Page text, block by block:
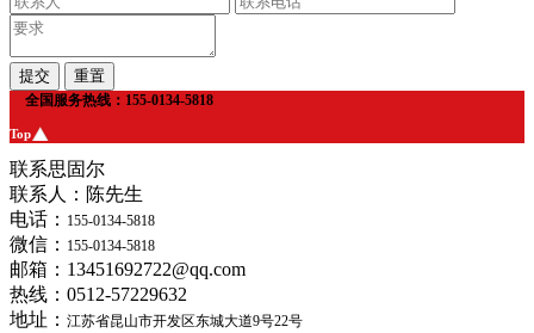
全国服务热线：155-0134-5818
Top
联系思固尔
联系人：陈先生
电话： 155-0134-5818
微信： 155-0134-5818
邮箱：13451692722@qq.com
热线：0512-57229632
地址： 江苏省昆山市开发区东城大道9号22号